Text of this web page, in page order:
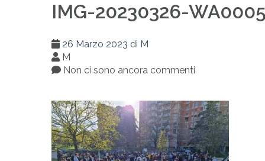
IMG-20230326-WA0005
26 Marzo 2023 di M
M
Non ci sono ancora commenti